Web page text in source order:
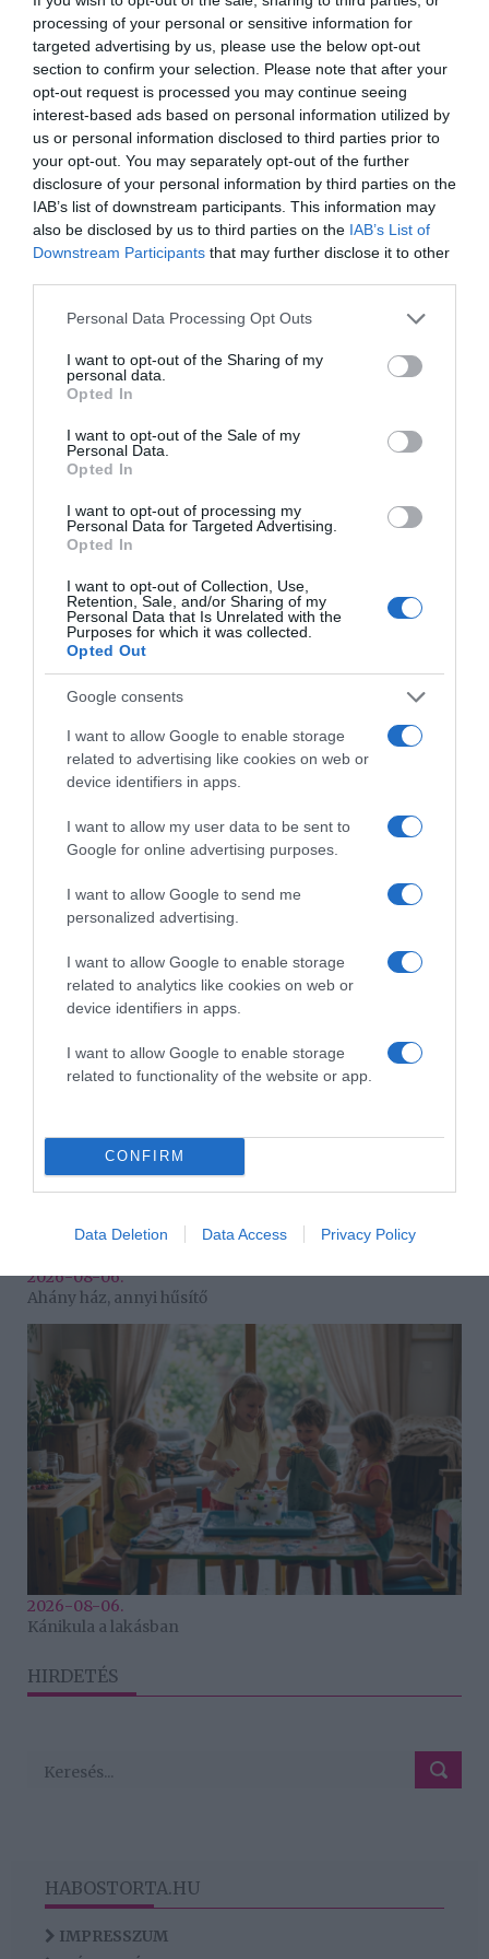
processing of your personal or sensitive information for
targeted advertising by us, please use the below opt-out
section to confirm your selection. Please note that after your
opt-out request is processed you may continue seeing
interest-based ads based on personal information utilized by
us or personal information disclosed to third parties prior to
your opt-out. You may separately opt-out of the further
disclosure of your personal information by third parties on the
IAB’s list of downstream participants. This information may
also be disclosed by us to third parties on the IAB’s List of
Downstream Participants that may further disclose it to other
Please note that this website/app uses one or more Google
not limited to your visit or usage behaviour. You may click to
grant or deny consent to Google and its third-party tags to
use your data for below specified purposes in below Google
consent section.
Personal Data Processing Opt Outs
I want to opt-out of the Sharing of my
personal data.
Opted In
I want to opt-out of the Sale of my
Personal Data.
Opted In
I want to opt-out of processing my
Personal Data for Targeted Advertising.
Opted In
I want to opt-out of Collection, Use,
Retention, Sale, and/or Sharing of my
Personal Data that Is Unrelated with the
Purposes for which it was collected.
Opted Out
Google consents
I want to allow Google to enable storage
related to advertising like cookies on web or
device identifiers in apps.
I want to allow my user data to be sent to
Google for online advertising purposes.
I want to allow Google to send me
personalized advertising.
I want to allow Google to enable storage
related to analytics like cookies on web or
device identifiers in apps.
I want to allow Google to enable storage
related to functionality of the website or app.
CONFIRM
Data Deletion Data Access Privacy Policy
teszi a bőrt.
Facebook Pinterest
Címkék: tippek,szépségápolás,citrom,zabpehely,
öregségi foltok
Korábbi bejegyzések Következő bejegyzés
2026-08-07.
Mikes Anna és Krausz Gábor kitálaltak a házasságukról
3 ok, amiért egy idősebb nő fiatalabb férfit választ
2026-08-06.
Ahány ház, annyi hűsítő
2026-08-06.
Kánikula a lakásban
HIRDETÉS
HABOSTORTA.HU
IMPRESSZUM